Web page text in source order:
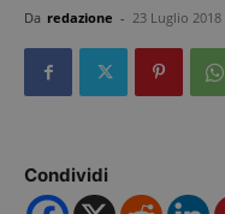
Da redazione - 23 Luglio 2018
Condividi